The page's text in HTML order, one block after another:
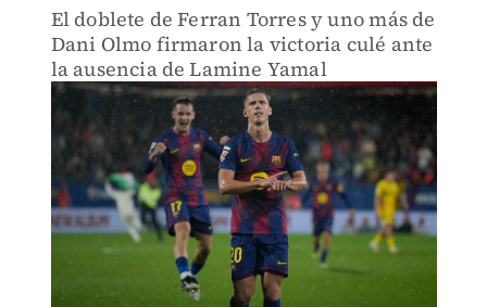
El doblete de Ferran Torres y uno más de
Dani Olmo firmaron la victoria culé ante
la ausencia de Lamine Yamal